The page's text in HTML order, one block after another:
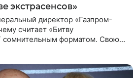
экстрасенсов»
директор «Газпром-
считает «Битву
сомнительным форматом. Свою